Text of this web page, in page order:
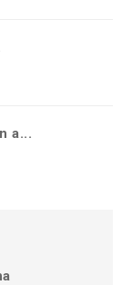
a...